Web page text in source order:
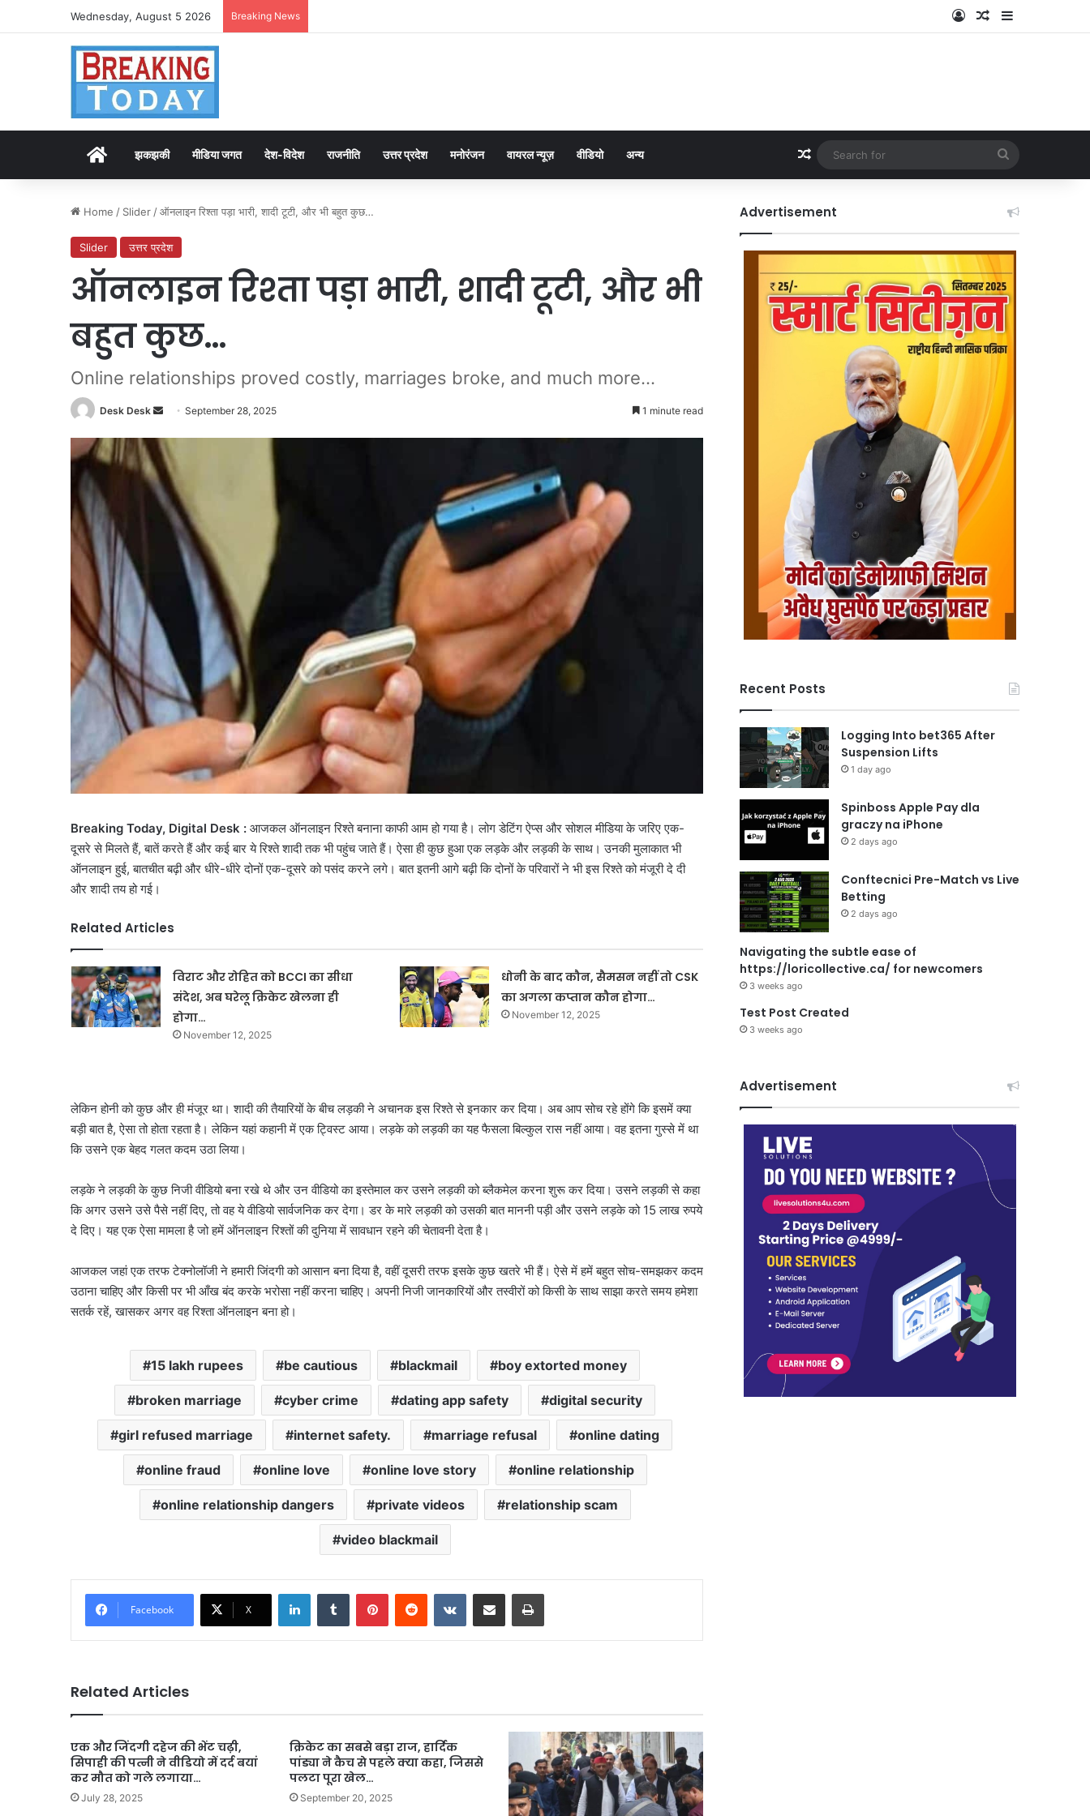
Wednesday, August 5 2026 Breaking News Log InRandom Article
Sidebar
Homeझकझकी मीडिया जगत देश-विदेश राजनीति उत्तर प्रदेश मनोरंजन वायरल न्यूज़ वीडियो अन्य Random Article
for
Home / Slider /ऑनलाइन रिश्ता पड़ा भारी, शादी टूटी, और भी बहुत कुछ…
Slider उत्तर प्रदेश
ऑनलाइन रिश्ता पड़ा भारी, शादी टूटी, और भी
बहुत कुछ…
Online relationships proved costly, marriages broke, and much more...
Desk Desk
Send
email
September 28, 2025 1 minute read
Breaking Today, Digital Desk : आजकल ऑनलाइन रिश्ते बनाना काफी आम हो गया है। लोग डेटिंग ऐप्स और सोशल मीडिया के जरिए एक-
दूसरे से मिलते हैं, बातें करते हैं और कई बार ये रिश्ते शादी तक भी पहुंच जाते हैं। ऐसा ही कुछ हुआ एक लड़के और लड़की के साथ। उनकी मुलाकात भी
ऑनलाइन हुई, बातचीत बढ़ी और धीरे-धीरे दोनों एक-दूसरे को पसंद करने लगे। बात इतनी आगे बढ़ी कि दोनों के परिवारों ने भी इस रिश्ते को मंजूरी दे दी
और शादी तय हो गई।
Related Articles
विराट और रोहित को BCCI का सीधा
संदेश, अब घरेलू क्रिकेट खेलना ही
होगा…
November 12, 2025
धोनी के बाद कौन, सैमसन नहीं तो CSK
का अगला कप्तान कौन होगा…
November 12, 2025
लेकिन होनी को कुछ और ही मंजूर था। शादी की तैयारियों के बीच लड़की ने अचानक इस रिश्ते से इनकार कर दिया। अब आप सोच रहे होंगे कि इसमें क्या
बड़ी बात है, ऐसा तो होता रहता है। लेकिन यहां कहानी में एक ट्विस्ट आया। लड़के को लड़की का यह फैसला बिल्कुल रास नहीं आया। वह इतना गुस्से में था
कि उसने एक बेहद गलत कदम उठा लिया।
लड़के ने लड़की के कुछ निजी वीडियो बना रखे थे और उन वीडियो का इस्तेमाल कर उसने लड़की को ब्लैकमेल करना शुरू कर दिया। उसने लड़की से कहा
कि अगर उसने उसे पैसे नहीं दिए, तो वह ये वीडियो सार्वजनिक कर देगा। डर के मारे लड़की को उसकी बात माननी पड़ी और उसने लड़के को 15 लाख रुपये
दे दिए। यह एक ऐसा मामला है जो हमें ऑनलाइन रिश्तों की दुनिया में सावधान रहने की चेतावनी देता है।
आजकल जहां एक तरफ टेक्नोलॉजी ने हमारी जिंदगी को आसान बना दिया है, वहीं दूसरी तरफ इसके कुछ खतरे भी हैं। ऐसे में हमें बहुत सोच-समझकर कदम
उठाना चाहिए और किसी पर भी आँख बंद करके भरोसा नहीं करना चाहिए। अपनी निजी जानकारियों और तस्वीरों को किसी के साथ साझा करते समय हमेशा
सतर्क रहें, खासकर अगर वह रिश्ता ऑनलाइन बना हो।
15 lakh rupees be cautious blackmail boy extorted money
broken marriage cyber crime dating app safety digital security
girl refused marriage internet safety. marriage refusal online dating
online fraud online love online love story online relationship
online relationship dangers private videos relationship scam
video blackmail
Facebook X
LinkedInTumblr PinterestReddit VKontakteShare via Email Print
Related Articles
एक और जिंदगी दहेज की भेंट चढ़ी,
सिपाही की पत्नी ने वीडियो में दर्द बयां
कर मौत को गले लगाया…
July 28, 2025
क्रिकेट का सबसे बड़ा राज, हार्दिक
पांड्या ने कैच से पहले क्या कहा, जिससे
पलटा पूरा खेल…
September 20, 2025
Advertisement
Recent Posts
Logging Into bet365 After
Suspension Lifts
1 day ago
Spinboss Apple Pay dla
graczy na iPhone
2 days ago
Conftecnici Pre-Match vs Live
Betting
2 days ago
Navigating the subtle ease of
https://loricollective.ca/ for newcomers
3 weeks ago
Test Post Created
3 weeks ago
Advertisement